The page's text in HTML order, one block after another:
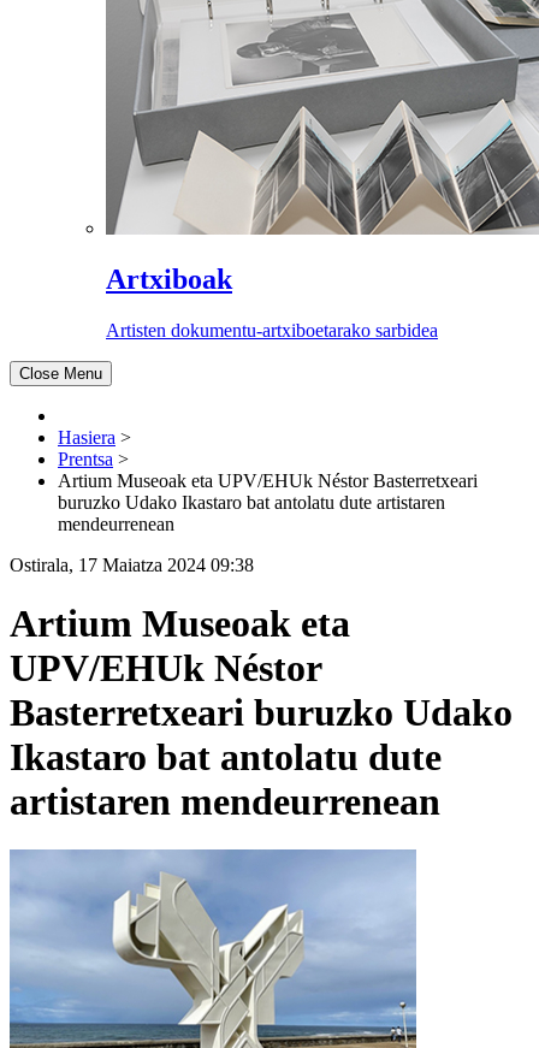
Artxiboak
Artisten dokumentu-artxiboetarako sarbidea
Close Menu
Hasiera >
Prentsa >
Artium Museoak eta UPV/EHUk Néstor Basterretxeari
buruzko Udako Ikastaro bat antolatu dute artistaren
mendeurrenean
Ostirala, 17 Maiatza 2024 09:38
Artium Museoak eta
UPV/EHUk Néstor
Basterretxeari buruzko Udako
Ikastaro bat antolatu dute
artistaren mendeurrenean